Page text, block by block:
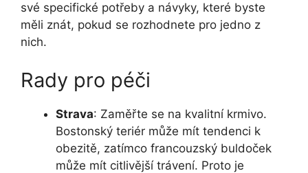
své specifické potřeby a návyky, které byste​
měli znát, pokud se rozhodnete pro jedno z
nich.
Rady pro péči
Strava: Zaměřte ⁣se na kvalitní krmivo.
Bostonský teriér může mít tendenci k
obezitě, zatímco⁤ francouzský buldoček
může mít citlivější trávení. Proto je